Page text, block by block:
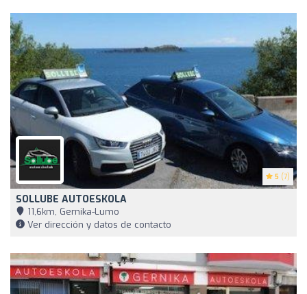
5 (7)
SOLLUBE AUTOESKOLA
11,6km, Gernika-Lumo
Ver dirección y datos de contacto